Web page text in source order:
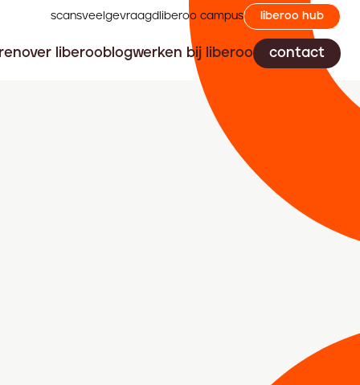
scansveelgevraagd liberoo campus liberoo hub
over liberoo blogwerken bij liberoo contact